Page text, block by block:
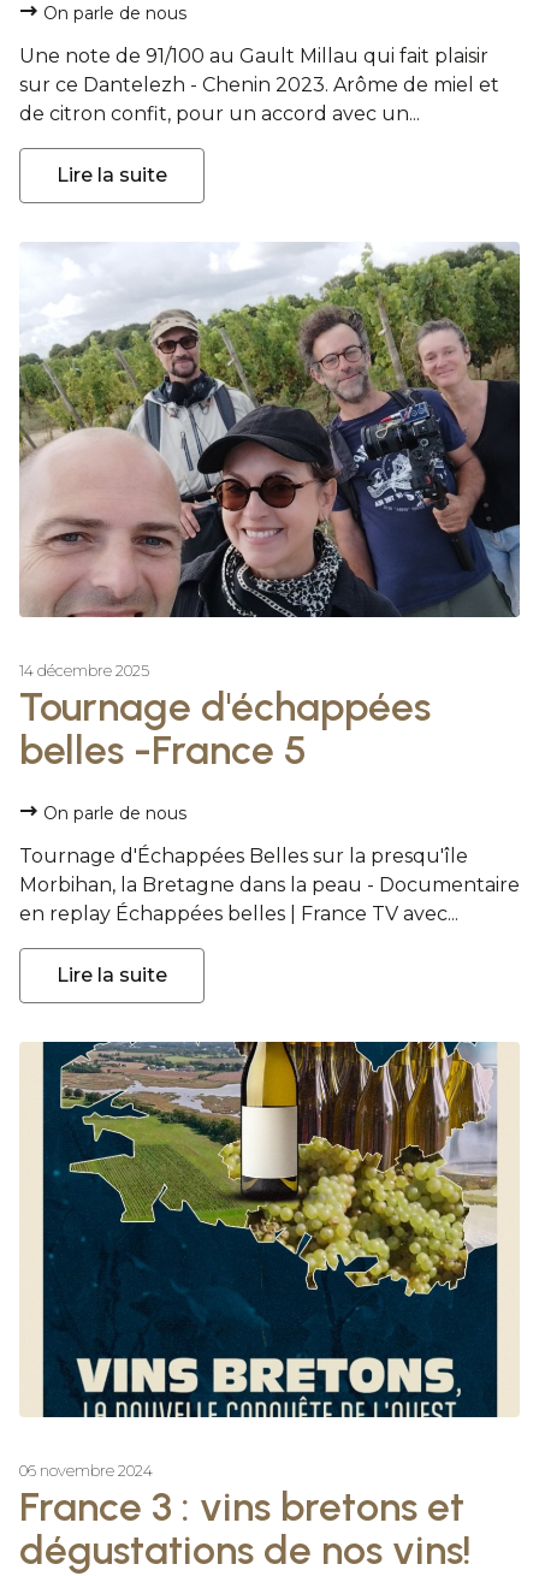
On parle de nous
Une note de 91/100 au Gault Millau qui fait plaisir
sur ce Dantelezh - Chenin 2023. Arôme de miel et
de citron confit, pour un accord avec un...
Lire la suite
14 décembre 2025
Tournage d'échappées
belles -France 5
On parle de nous
Tournage d'Échappées Belles sur la presqu'île
Morbihan, la Bretagne dans la peau - Documentaire
en replay Échappées belles | France TV avec...
Lire la suite
06 novembre 2024
France 3 : vins bretons et
dégustations de nos vins!